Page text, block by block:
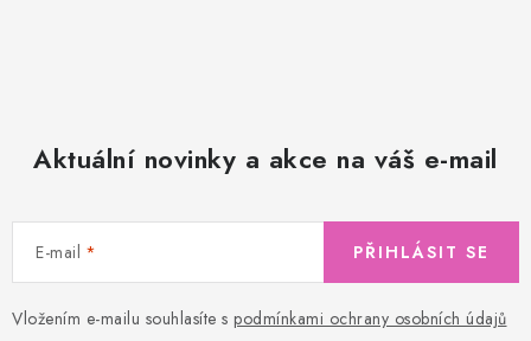
Aktuální novinky a akce na váš e-mail
E-mail
Vložením e-mailu souhlasíte s podmínkami ochrany osobních údajů
PŘIHLÁSIT SE